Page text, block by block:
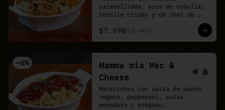
caramelizada, aros de cebolla,
cebolla crispy y un shot de
$7.990
-6%
Mamma mia Mac &
Cheese
Macarrones con salsa de queso
vegano, pepperoni, salsa
pomodoro y orégano.